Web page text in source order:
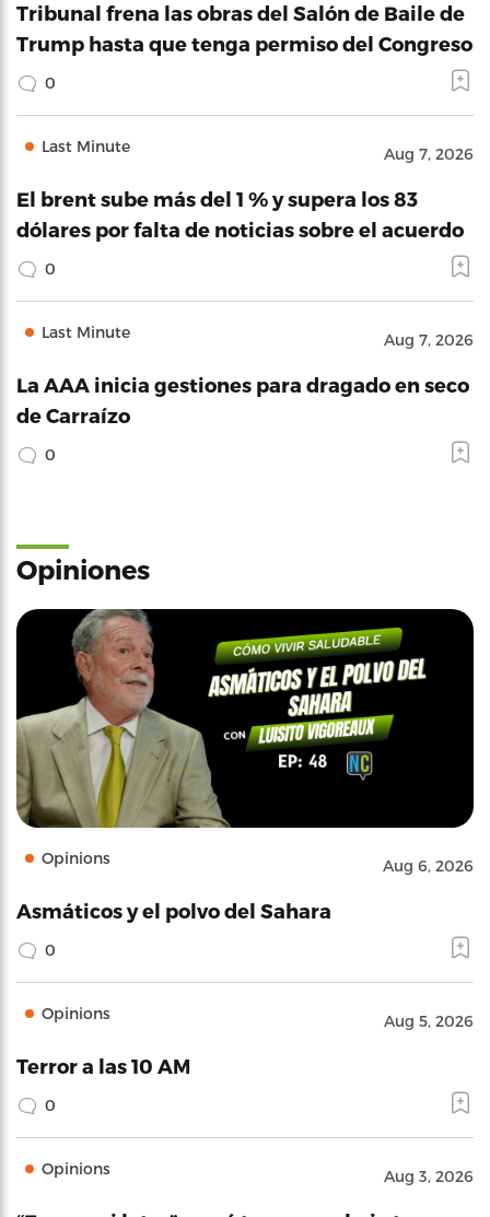
Tribunal frena las obras del Salón de Baile de
Trump hasta que tenga permiso del Congreso
0
Last Minute Aug 7, 2026
El brent sube más del 1 % y supera los 83
dólares por falta de noticias sobre el acuerdo
0
Last Minute Aug 7, 2026
La AAA inicia gestiones para dragado en seco
de Carraízo
0
Opiniones
Opinions Aug 6, 2026
Asmáticos y el polvo del Sahara
0
Opinions Aug 5, 2026
Terror a las 10 AM
0
Opinions Aug 3, 2026